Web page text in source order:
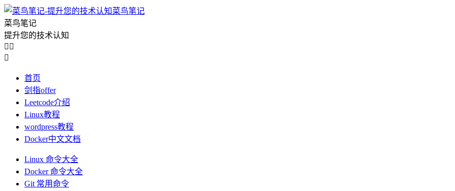
菜鸟笔记
菜鸟笔记
提升您的技术认知
 

首页
剑指offer
Leetcode介绍
Linux教程
wordpress教程
Docker中文文档
Linux 命令大全
Docker 命令大全
Git 常用命令